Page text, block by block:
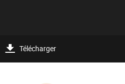
Télécharger